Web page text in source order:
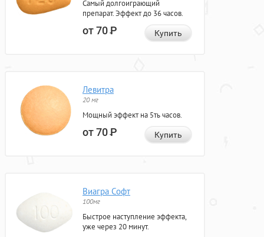
Самый долгоиграющий
препарат. Эффект до 36 часов.
от 70Р Купить
Левитра
20 мг
Мощный эффект на 5ть часов.
от 70Р Купить
Виагра Софт
100мг
Быстрое наступление эффекта,
уже через 20 минут.